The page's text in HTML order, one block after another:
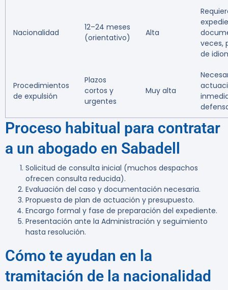
Nacionalidad
12–24 meses
(orientativo)
Alta
veces,
de
Procedimientos
de expulsión
Plazos
cortos y
urgentes
Muy alta
Proceso habitual para contratar
a un abogado en Sabadell
Solicitud de consulta inicial (muchos despachos
ofrecen consulta reducida).
Evaluación del caso y documentación necesaria.
Propuesta de plan de actuación y presupuesto.
Encargo formal y fase de preparación del expediente.
Presentación ante la Administración y seguimiento
hasta resolución.
Cómo te ayudan en la
tramitación de la nacionalidad